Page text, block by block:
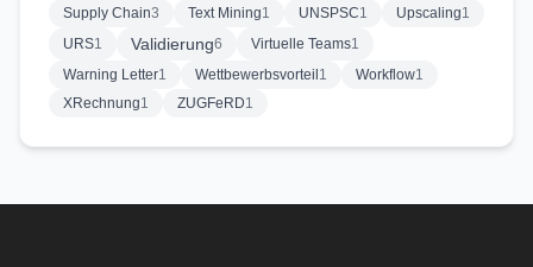
Supply Chain3 Text Mining1 UNSPSC1 Upscaling1
URS1 Validierung6 Virtuelle Teams1
Warning Letter1 Wettbewerbsvorteil 1 Workflow1
XRechnung1 ZUGFeRD1